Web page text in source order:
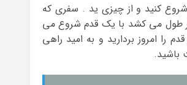
کنید و از چیزی ید . سفری که
طول می کشد با یک قدم شروع می
را امروز بردارید و به امید راهی
باشید.